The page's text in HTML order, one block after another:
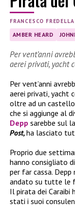
FRANCESCO FREDELLA
AMBER HEARD
Per vent’anni
aerei privati, yacht
Per vent’anni
aerei privati, yacht
oltre ad un castello
che si aggiunge al
Depp sarebbe sul
Post,ha lasciato
Proprio due
hanno consigliato
per far cassa.
andato su tutte le
Il pirata dei Caraibi
stati i suoi